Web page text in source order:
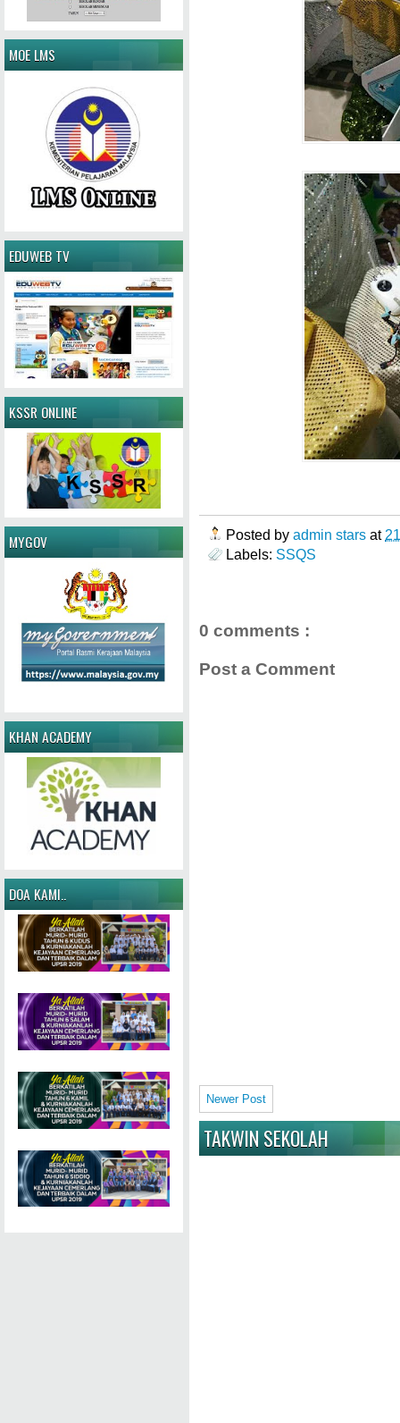
Posted by admin stars at
Labels: SSQS
0 comments :
Post a Comment
Newer Post
TAKWIN SEKOLAH
MOE LMS
EDUWEB TV
KSSR ONLINE
MYGOV
KHAN ACADEMY
DOA KAMI..